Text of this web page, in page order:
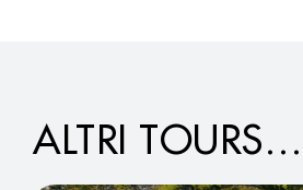
ALTRI TOURS…